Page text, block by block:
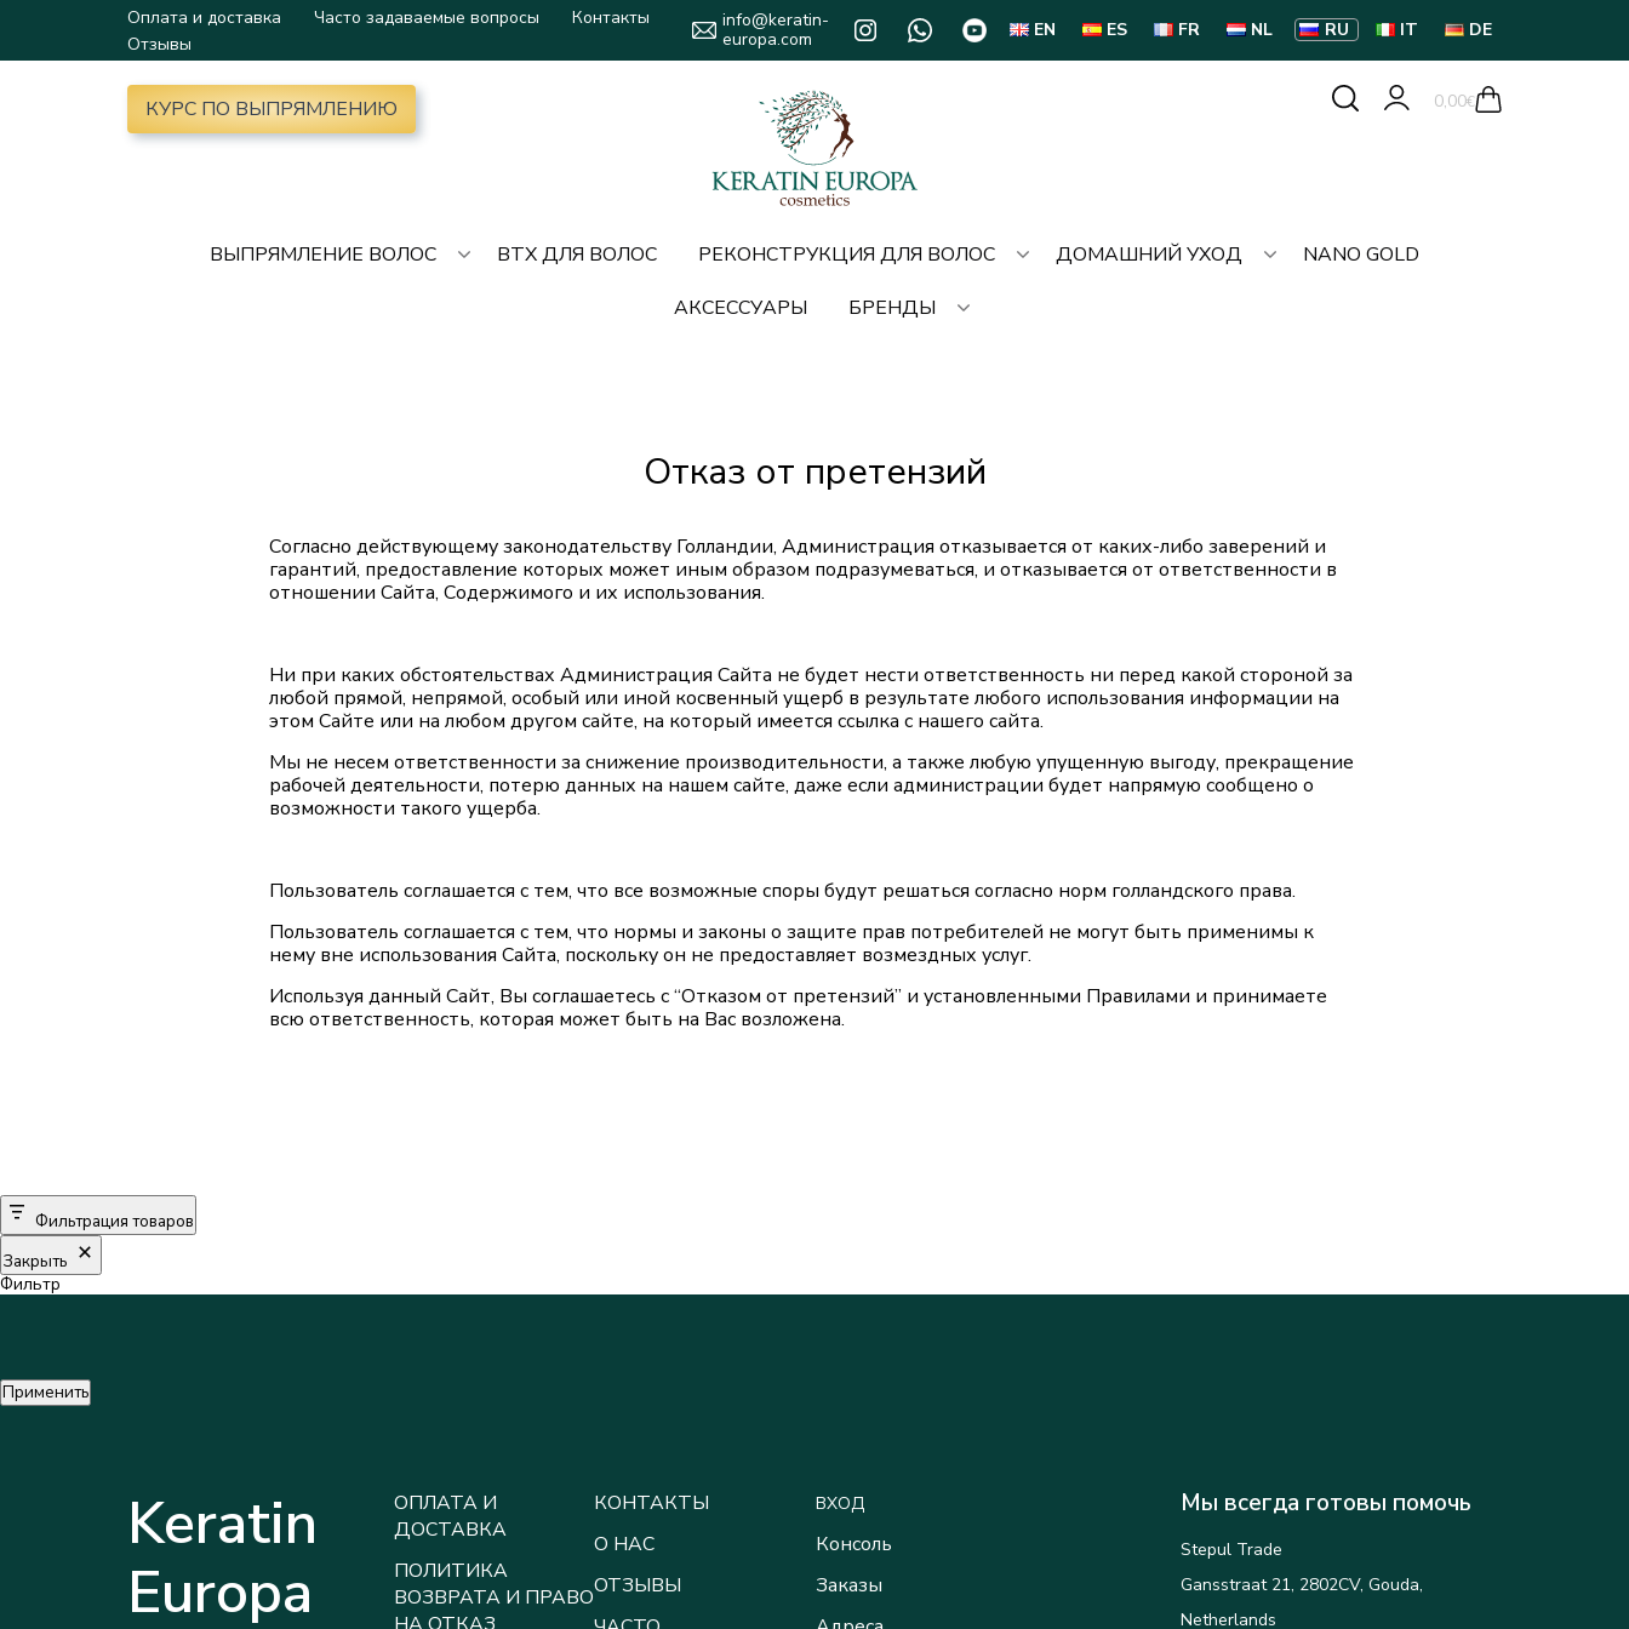
Оплата и доставка Часто задаваемые вопросы
Контакты
Отзывы
info@keratin-
europa.com
EN ES FR NL RU IT DE
КУРС ПО ВЫПРЯМЛЕНИЮ 0,00€
ВЫПРЯМЛЕНИЕ ВОЛОС BTX ДЛЯ ВОЛОС РЕКОНСТРУКЦИЯ ДЛЯ ВОЛОС ДОМАШНИЙ УХОД
NANO GOLD
АКСЕССУАРЫ
БРЕНДЫ
Отказ от претензий
Согласно действующему законодательству Голландии, Администрация отказывается от каких-либо заверений и
гарантий, предоставление которых может иным образом подразумеваться, и отказывается от ответственности в
отношении Сайта, Содержимого и их использования.
Ни при каких обстоятельствах Администрация Сайта не будет нести ответственность ни перед какой стороной за
любой прямой, непрямой, особый или иной косвенный ущерб в результате любого использования информации на
этом Сайте или на любом другом сайте, на который имеется ссылка с нашего сайта.
Мы не несем ответственности за снижение производительности, а также любую упущенную выгоду, прекращение
рабочей деятельности, потерю данных на нашем сайте, даже если администрации будет напрямую сообщено о
возможности такого ущерба.
Пользователь соглашается с тем, что все возможные споры будут решаться согласно норм голландского права.
Пользователь соглашается с тем, что нормы и законы о защите прав потребителей не могут быть применимы к
нему вне использования Сайта, поскольку он не предоставляет возмездных услуг.
Используя данный Сайт, Вы соглашаетесь с “Отказом от претензий” и установленными Правилами и принимаете
всю ответственность, которая может быть на Вас возложена.
Фильтрация товаров
Закрыть
Фильтр
Применить
Keratin
Europa
ОПЛАТА И
ДОСТАВКА
ПОЛИТИКА
ВОЗВРАТА И ПРАВО
КОНТАКТЫ
О НАС
ОТЗЫВЫ
ВХОД
Консоль
Заказы
Мы всегда готовы помочь
Stepul Trade
Gansstraat 21, 2802CV, Gouda,
Netherlands